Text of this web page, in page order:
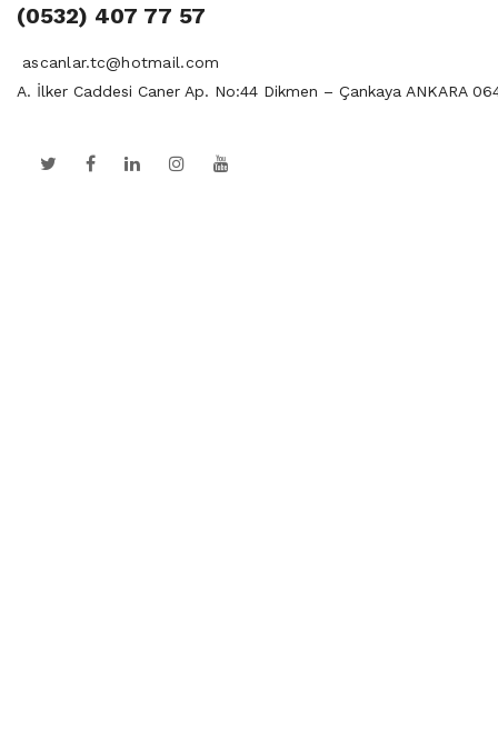
(0532) 407 77 57
ascanlar.tc@hotmail.com
A. İlker Caddesi Caner Ap. No:44 Dikmen – Çankaya ANKARA